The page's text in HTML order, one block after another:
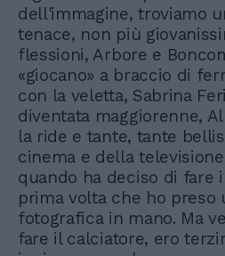
dell'immagine, troviamo
tenace, non più
flessioni, Arbore e
«giocano» a braccio di
con la veletta, Sabrina
diventata maggiorenne,
la ride e tante, tante
cinema e della
quando ha deciso di fare
prima volta che ho preso
fotografica in mano. Ma
fare il calciatore, ero